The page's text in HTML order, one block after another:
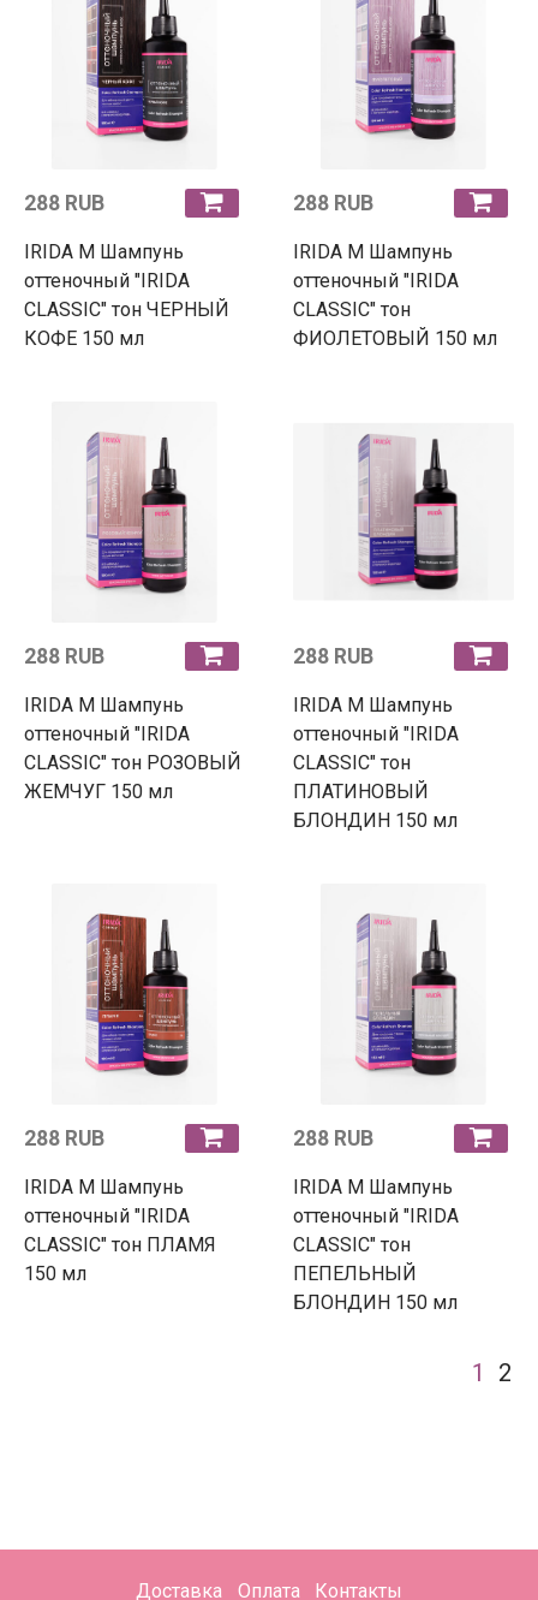
288 RUB
IRIDA М Шампунь
оттеночный "IRIDA
CLASSIC" тон ЧЕРНЫЙ
КОФЕ 150 мл
288 RUB
IRIDA М Шампунь
оттеночный "IRIDA
CLASSIC" тон
ФИОЛЕТОВЫЙ 150 мл
288 RUB
IRIDA М Шампунь
оттеночный "IRIDA
CLASSIC" тон РОЗОВЫЙ
ЖЕМЧУГ 150 мл
288 RUB
IRIDA М Шампунь
оттеночный "IRIDA
CLASSIC" тон
ПЛАТИНОВЫЙ
БЛОНДИН 150 мл
288 RUB
IRIDA М Шампунь
оттеночный "IRIDA
CLASSIC" тон ПЛАМЯ
150 мл
288 RUB
IRIDA М Шампунь
оттеночный "IRIDA
CLASSIC" тон
ПЕПЕЛЬНЫЙ
БЛОНДИН 150 мл
1 2
Доставка Оплата Контакты